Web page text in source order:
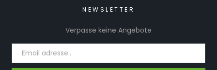
NEWSLETTER
Verpasse keine Angebote